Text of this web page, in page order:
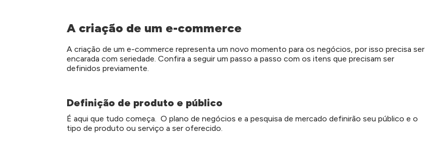
A criação de um e-commerce
A criação de um e-commerce representa um novo momento para os negócios, por isso precisa ser
encarada com seriedade. Confira a seguir um passo a passo com os itens que precisam ser
definidos previamente.
Definição de produto e público
É aqui que tudo começa. O plano de negócios e a pesquisa de mercado definirão seu público e o
tipo de produto ou serviço a ser oferecido.